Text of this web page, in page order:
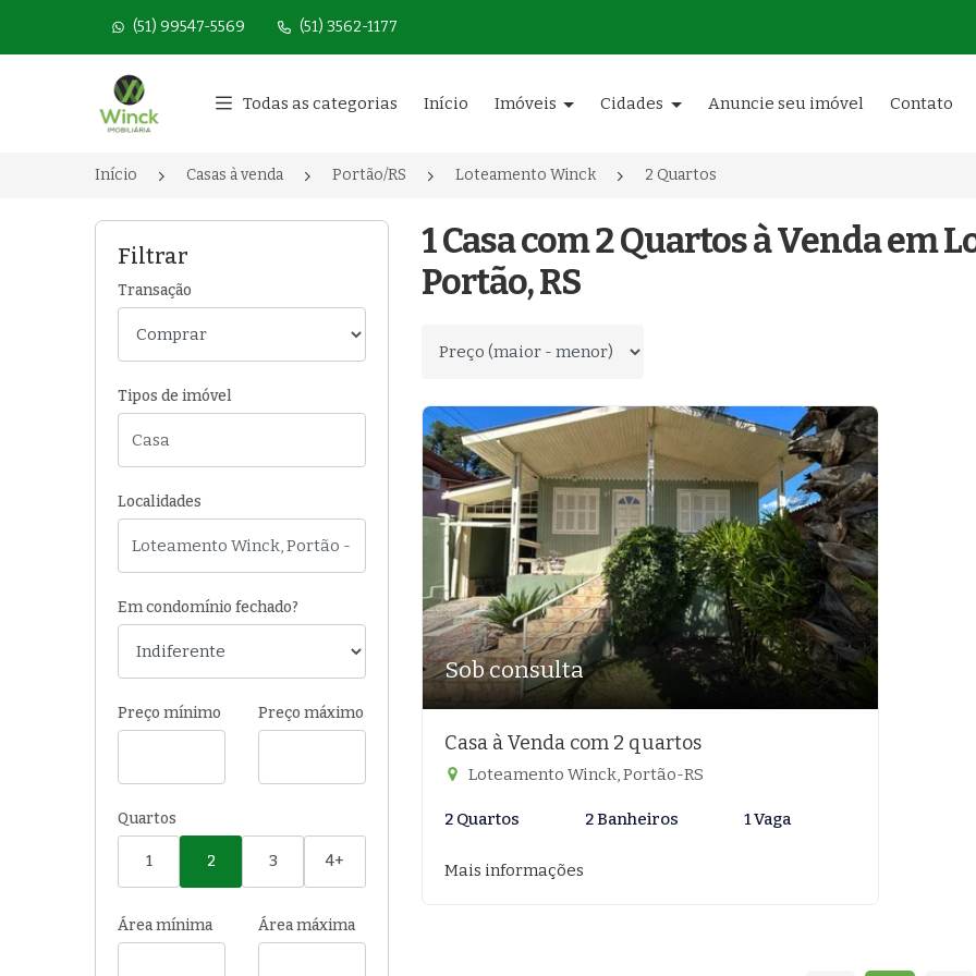
(51) 99547-5569 (51) 3562-1177
Página inicial
Todas as categorias Início Imóveis Cidades Anuncie seu imóvel Contato
Início Casas à venda Portão/RS Loteamento Winck 2 Quartos
Filtrar
Transação
Tipos de imóvel
Localidades
Em condomínio fechado?
Preço mínimo Preço máximo
Quartos
1 2 3 4+
Área mínima Área máxima
1 Casa com 2 Quartos à Venda em
Portão, RS
Ordenar por
Sob consulta
Casa à Venda com 2 quartos
Loteamento Winck, Portão-RS
2 Quartos 2 Banheiros 1 Vaga
Mais informações